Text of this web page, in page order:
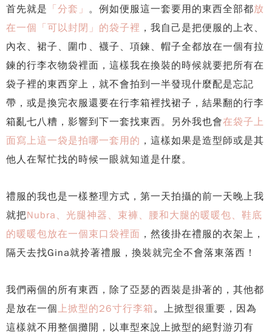
首先就是 「分套」 。例如便服這一套要用的東西全部都放
在一個「可以封閉」的袋子裡 ，我自己是把便服的上衣、
內衣、裙子、圍巾、襪子、項鍊、帽子全都放在一個有拉
鍊的行李衣物袋裡面，這樣我在換裝的時候就要把所有在
袋子裡的東西穿上，就不會拍到一半發現什麼配是忘記
帶，或是換完衣服還要在行李箱裡找裙子，結果翻的行李
箱亂七八糟，影響到下一套找東西。另外我也會在袋子上
面寫上這一袋是拍哪一套用的 ，這樣如果是造型師或是其
他人在幫忙找的時候一眼就知道是什麼。
禮服的我也是一樣整理方式，第一天拍攝的前一天晚上我
就把Nubra、光腿神器、束褲、腰和大腿的暖暖包、鞋底
的暖暖包放在一個束口袋裡面 ，然後掛在禮服的衣架上，
隔天去找Gina就拎著禮服，換裝就完全不會落東落西！
我們兩個的所有東西，除了亞瑟的西裝是掛著的，其他都
是放在一個上掀型的26寸行李箱。上掀型很重要，因為
這樣就不用整個攤開，以車型來說上掀型的絕對游刃有